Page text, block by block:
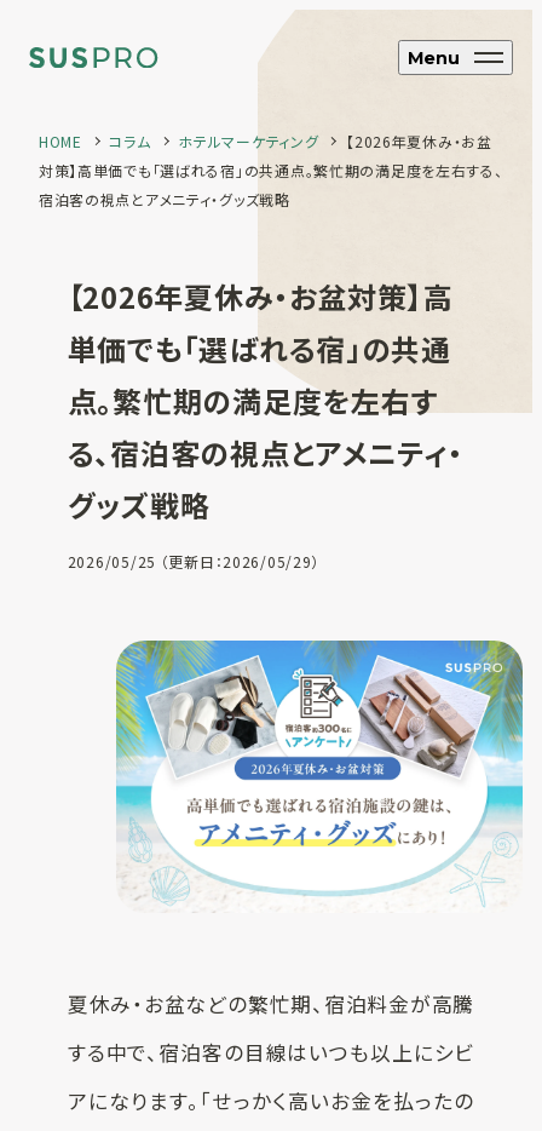
Menu
アップサイクル SUS CYCLE
オリジナルエコグッズ制作 ブランド・企業向け
フルオーダー制
作
SUSPRO
selection
名入れ可エコグ
ッズ
ホテル・旅館向け
SUS supply
備品・グッズ製
品一覧
オリジナルアメ
コーヒー粉再利用雑貨 SUS coffee
お客様実績
お役立ち情報
コラム
お知らせ
ECサイト
HOME コラム ホテルマーケティング
【2026年夏休み・お盆
対策】高単価でも「選ばれる宿」の共通点。繁忙期の満足度を左右する、
宿泊客の視点とアメニティ・グッズ戦略
【2026年夏休み・お盆対策】高
単価でも「選ばれる宿」の共通
点。繁忙期の満足度を左右す
る、宿泊客の視点とアメニティ・
グッズ戦略
2026/05/25 （更新日：2026/05/29）
夏休み・お盆などの繁忙期、宿泊料金が高騰
する中で、宿泊客の目線はいつも以上にシビ
アになります。「せっかく高いお金を払ったの